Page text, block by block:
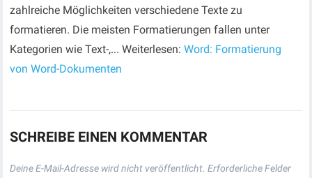
zahlreiche Möglichkeiten verschiedene Texte zu
formatieren. Die meisten Formatierungen fallen unter
Kategorien wie Text-,... Weiterlesen:Word: Formatierung
von Word-Dokumenten
SCHREIBE EINEN KOMMENTAR
Deine E-Mail-Adresse wird nicht veröffentlicht. Erforderliche Felder